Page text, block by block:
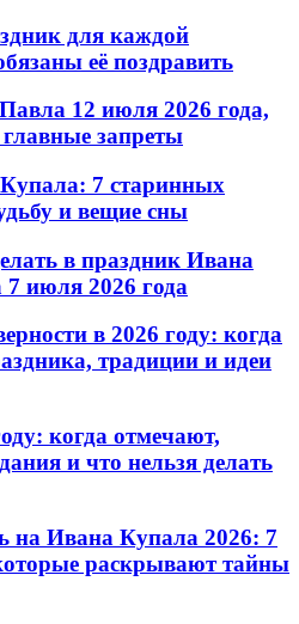
для каждой
её поздравить
12 июля 2026 года,
запреты
7 старинных
и вещие сны
в праздник Ивана
июля 2026 года
в 2026 году: когда
традиции и идеи
когда отмечают,
и что нельзя делать
на Ивана Купала 2026: 7
раскрывают тайны